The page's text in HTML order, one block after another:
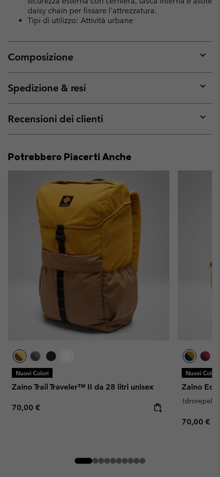
daisy chain per fissare l'attrezzatura.
Tipi di utilizzo: Attività urbane
Composizione
or
Spedizione & resi
or
Recensioni dei clienti
or
Potrebbero Piacerti Anche
Nuovi Colori
Zaino Trail Traveler™ II da 28 litri unisex
Regular price:
70,00 €
Nuovi Colori
Zaino
Regular
70,00 €